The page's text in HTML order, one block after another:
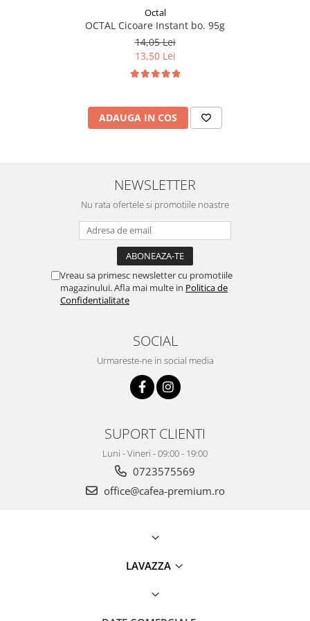
Octal
OCTAL Cicoare Instant bo. 95g
14,05 Lei
13,50 Lei
ADAUGA IN COS
NEWSLETTER
Nu rata ofertele si promotiile noastre
Vreau sa primesc newsletter cu promotiile
magazinului. Afla mai multe in Politica de
Confidentialitate
SOCIAL
Urmareste-ne in social media
SUPORT CLIENTI
Luni - Vineri - 09:00 - 19:00
0723575569
office@cafea-premium.ro
LAVAZZA